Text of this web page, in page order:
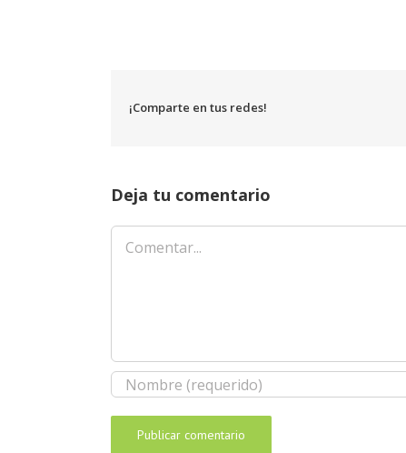
¡Comparte en tus redes!
Deja tu comentario
Comentar